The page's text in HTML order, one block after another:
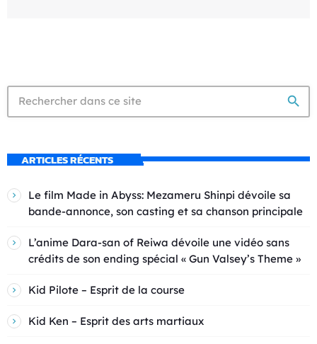
search
ARTICLES RÉCENTS
Le film Made in Abyss: Mezameru Shinpi dévoile sa
bande-annonce, son casting et sa chanson principale
L’anime Dara-san of Reiwa dévoile une vidéo sans
crédits de son ending spécial « Gun Valsey’s Theme »
Kid Pilote – Esprit de la course
Kid Ken – Esprit des arts martiaux